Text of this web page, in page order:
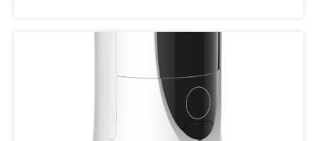
puede dividir en un robot de servicio de campo
profesional y un robot de servicio
personal/doméstico, el robot de servicio tiene una
amplia gama de aplicaciones, principalmente
dedicadas al mantenimiento, reparación,
transporte, limpieza, seguridad, rescate,
monitoreo, etc.